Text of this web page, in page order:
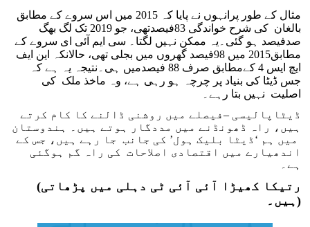
مثال کے طور پرانہوں نے پایا کہ 2015 میں اس سروے کے مطابق
بالغان کی شرح خواندگی 83فیصدتھی، جو 2019 تک لگ بھگ
صدفیصد ہو گئی۔یہ ممکن نہیں لگتا۔ سی ایم آئی ای سروے کے
مطابق2015 میں 98فیصد گھروں میں بجلی تھی، حالانکہ این ایف
ایچ ایس 4 کےمطابق صرف 88 فیصدمیں ہی۔نتیجہ یہ ہے کہ
جس ڈیٹا کی بنیاد پر چرچہ ہو رہی ہے، وہ ماخذ ملک کی
اصلیت نہیں بتا رہے۔
ڈیٹاپالیسی –فیصلے میں روشنی ڈالنے کا کام کرتے
ہیں، راہ ڈھونڈنے میں مددگار ہوتے ہیں۔ ہندوستان
میں ہم ‘ڈیٹا بلیک ہول’ کی جانب جا رہے ہیں، جس کے
اندھیارے میں اقتصادی اصلاحات کی راہ گم ہوگئی
ہے۔
(رتیکا کھیڑا آئی آئی ٹی دہلی میں پڑھاتی
ہیں۔)